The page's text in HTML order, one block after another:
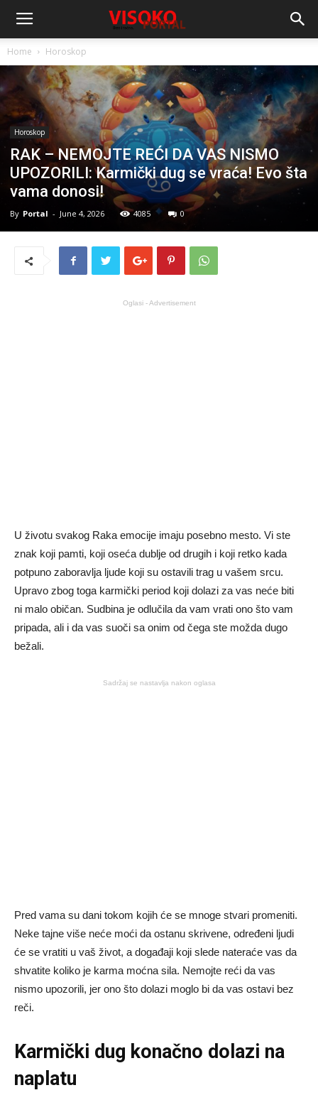
Home Horoskop
Horoskop
RAK – NEMOJTE REĆI DA VAS NISMO
UPOZORILI: Karmički dug se vraća! Evo šta
vama donosi!
By Portal - June 4, 2026 4085 0
Oglasi - Advertisement
U životu svakog Raka emocije imaju posebno mesto. Vi ste
znak koji pamti, koji oseća dublje od drugih i koji retko kada
potpuno zaboravlja ljude koji su ostavili trag u vašem srcu.
Upravo zbog toga karmički period koji dolazi za vas neće biti
ni malo običan. Sudbina je odlučila da vam vrati ono što vam
pripada, ali i da vas suoči sa onim od čega ste možda dugo
bežali.
Sadržaj se nastavlja nakon oglasa
Pred vama su dani tokom kojih će se mnoge stvari promeniti.
Neke tajne više neće moći da ostanu skrivene, određeni ljudi
će se vratiti u vaš život, a događaji koji slede nateraće vas da
shvatite koliko je karma moćna sila. Nemojte reći da vas
nismo upozorili, jer ono što dolazi moglo bi da vas ostavi bez
reči.
Karmički dug konačno dolazi na
naplatu